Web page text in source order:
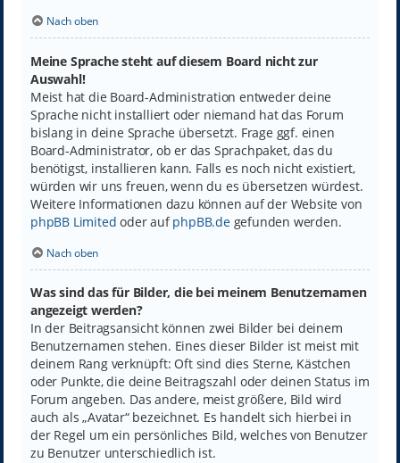
Nach oben
Meine Sprache steht auf diesem Board nicht zur
Auswahl!
Meist hat die Board-Administration entweder deine
Sprache nicht installiert oder niemand hat das Forum
bislang in deine Sprache übersetzt. Frage ggf. einen
Board-Administrator, ob er das Sprachpaket, das du
benötigst, installieren kann. Falls es noch nicht existiert,
würden wir uns freuen, wenn du es übersetzen würdest.
Weitere Informationen dazu können auf der Website von
phpBB Limited oder aufphpBB.degefunden werden.
Nach oben
Was sind das für Bilder, die bei meinem Benutzernamen
angezeigt werden?
In der Beitragsansicht können zwei Bilder bei deinem
Benutzernamen stehen. Eines dieser Bilder ist meist mit
deinem Rang verknüpft: Oft sind dies Sterne, Kästchen
oder Punkte, die deine Beitragszahl oder deinen Status im
Forum angeben. Das andere, meist größere, Bild wird
auch als „Avatar“ bezeichnet. Es handelt sich hierbei in
der Regel um ein persönliches Bild, welches von Benutzer
zu Benutzer unterschiedlich ist.